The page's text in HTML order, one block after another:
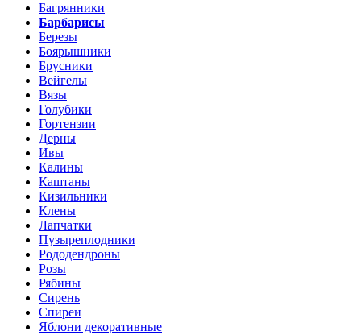
Багрянники
Барбарисы
Березы
Боярышники
Брусники
Вейгелы
Вязы
Голубики
Гортензии
Дерны
Ивы
Калины
Каштаны
Кизильники
Клены
Лапчатки
Пузыреплодники
Рододендроны
Розы
Рябины
Сирень
Спиреи
Яблони декоративные